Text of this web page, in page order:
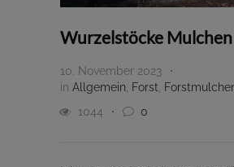
Wurzelstöcke Mulchen
10. November 2023
in Allgemein Forst
1044
0